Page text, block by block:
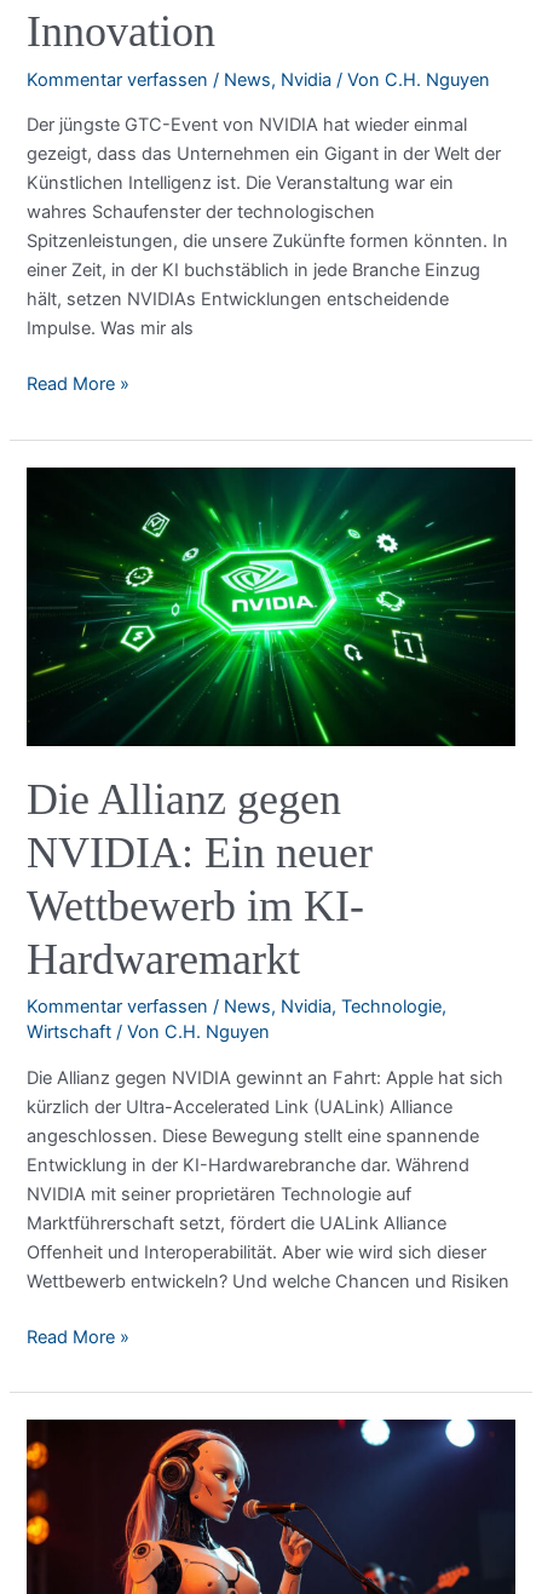
Innovation
Kommentar verfassen / News, Nvidia / VonC.H. Nguyen
Der jüngste GTC-Event von NVIDIA hat wieder einmal
gezeigt, dass das Unternehmen ein Gigant in der Welt der
Künstlichen Intelligenz ist. Die Veranstaltung war ein
wahres Schaufenster der technologischen
Spitzenleistungen, die unsere Zukünfte formen könnten. In
einer Zeit, in der KI buchstäblich in jede Branche Einzug
hält, setzen NVIDIAs Entwicklungen entscheidende
Impulse. Was mir als
NVIDIA
2025:
Die
Innovation
Read More »
Die Allianz gegen
NVIDIA: Ein neuer
Wettbewerb im KI-
Hardwaremarkt
Kommentar verfassen / News, Nvidia,Technologie,
Wirtschaft / VonC.H. Nguyen
Die Allianz gegen NVIDIA gewinnt an Fahrt: Apple hat sich
kürzlich der Ultra-Accelerated Link (UALink) Alliance
angeschlossen. Diese Bewegung stellt eine spannende
Entwicklung in der KI-Hardwarebranche dar. Während
NVIDIA mit seiner proprietären Technologie auf
Marktführerschaft setzt, fördert die UALink Alliance
Offenheit und Interoperabilität. Aber wie wird sich dieser
Wettbewerb entwickeln? Und welche Chancen und Risiken
Die
gegen
NVIDIA:
Ein
Wettbewerb
im
Read More »